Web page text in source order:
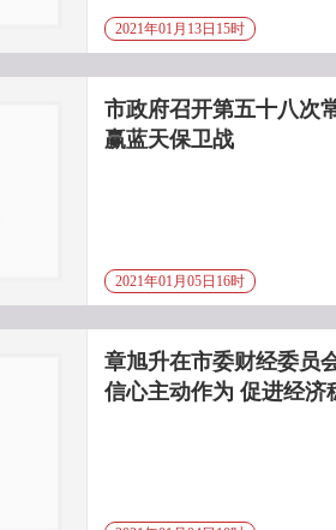
2021年01月13日15时
市政府召开第五十八次
赢蓝天保卫战
2021年01月05日16时
章旭升在市委财经委员
信心主动作为 促进经济